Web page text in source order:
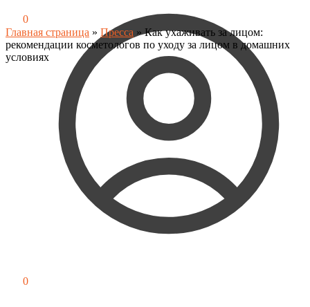
0
0
Главная страница » Пресса » Как ухаживать за лицом:
рекомендации косметологов по уходу за лицом в домашних
условиях